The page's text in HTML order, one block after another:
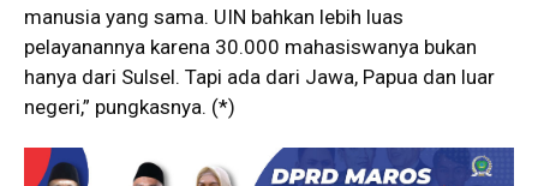
manusia yang sama. UIN bahkan lebih luas
pelayanannya karena 30.000 mahasiswanya bukan
hanya dari Sulsel. Tapi ada dari Jawa, Papua dan luar
negeri,” pungkasnya. (*)